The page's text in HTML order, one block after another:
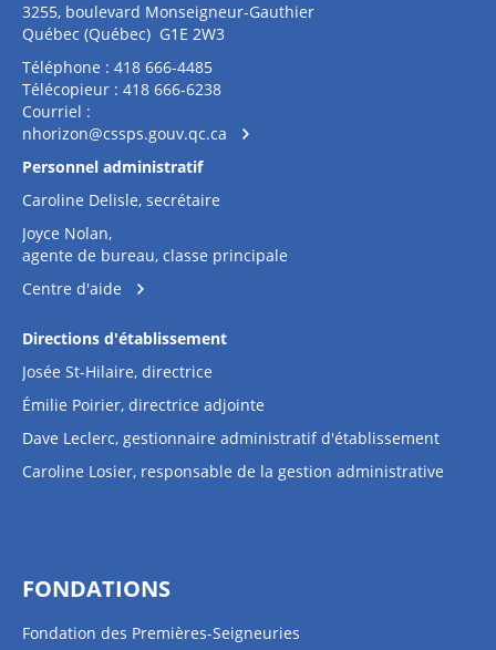
3255, boulevard Monseigneur-Gauthier
Québec (Québec) G1E 2W3
Téléphone : 418 666-4485
Télécopieur : 418 666-6238
Courriel :
nhorizon@cssps.gouv.qc.ca
Personnel administratif
Caroline Delisle, secrétaire
Joyce Nolan,
agente de bureau, classe principale
Centre d'aide
Directions d'établissement
Josée St-Hilaire, directrice
Émilie Poirier, directrice adjointe
Dave Leclerc, gestionnaire administratif d'établissement
Caroline Losier, responsable de la gestion administrative
FONDATIONS
Fondation des Premières-Seigneuries